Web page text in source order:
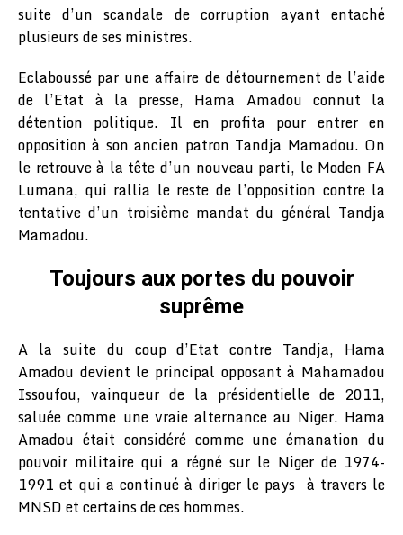
suite d’un scandale de corruption ayant entaché
plusieurs de ses ministres.
Eclaboussé par une affaire de détournement de l’aide
de l’Etat à la presse, Hama Amadou connut la
détention politique. Il en profita pour entrer en
opposition à son ancien patron Tandja Mamadou. On
le retrouve à la tête d’un nouveau parti, le Moden FA
Lumana, qui rallia le reste de l’opposition contre la
tentative d’un troisième mandat du général Tandja
Mamadou.
Toujours aux portes du pouvoir
suprême
A la suite du coup d’Etat contre Tandja, Hama
Amadou devient le principal opposant à Mahamadou
Issoufou, vainqueur de la présidentielle de 2011,
saluée comme une vraie alternance au Niger. Hama
Amadou était considéré comme une émanation du
pouvoir militaire qui a régné sur le Niger de 1974-
1991 et qui a continué à diriger le pays à travers le
MNSD et certains de ces hommes.